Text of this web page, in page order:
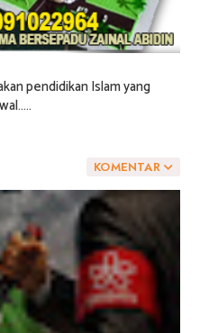
pendidikan Islam yang
KOMENTAR